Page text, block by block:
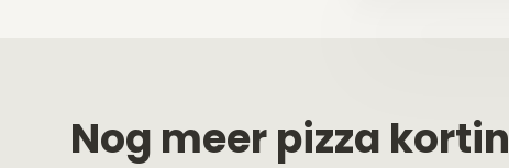
Nog meer pizza